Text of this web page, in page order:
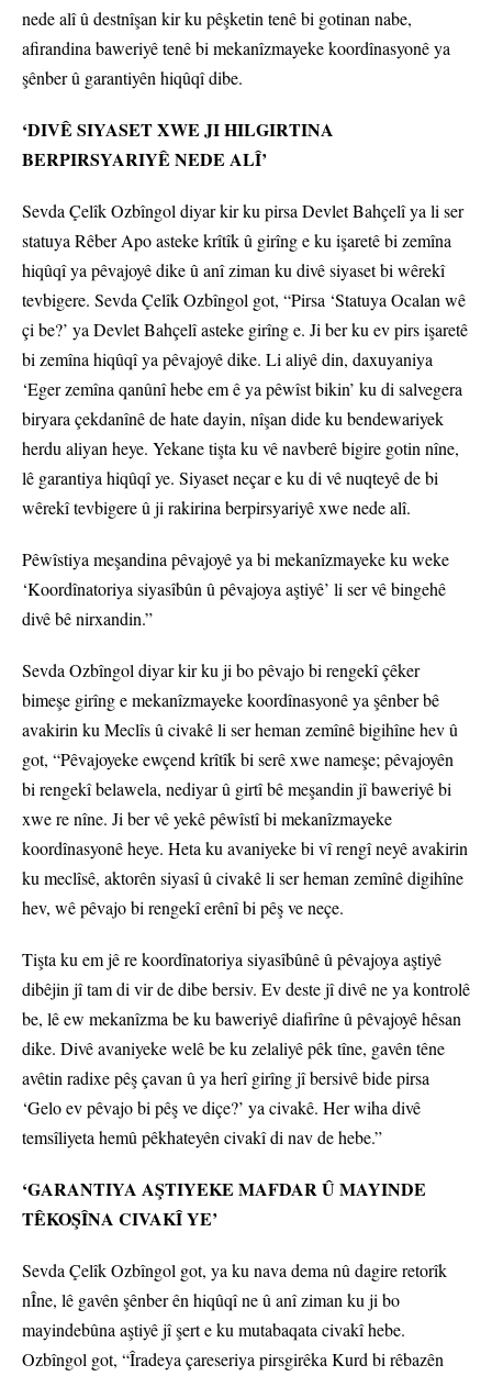
nede alî û destnîşan kir ku pêşketin tenê bi gotinan nabe,
afirandina baweriyê tenê bi mekanîzmayeke koordînasyonê ya
şênber û garantiyên hiqûqî dibe.
‘DIVÊ SIYASET XWE JI HILGIRTINA
BERPIRSYARIYÊ NEDE ALÎ’
Sevda Çelîk Ozbîngol diyar kir ku pirsa Devlet Bahçelî ya li ser
statuya Rêber Apo asteke krîtîk û girîng e ku işaretê bi zemîna
hiqûqî ya pêvajoyê dike û anî ziman ku divê siyaset bi wêrekî
tevbigere. Sevda Çelîk Ozbîngol got, “Pirsa ‘Statuya Ocalan wê
çi be?’ ya Devlet Bahçelî asteke girîng e. Ji ber ku ev pirs işaretê
bi zemîna hiqûqî ya pêvajoyê dike. Li aliyê din, daxuyaniya
‘Eger zemîna qanûnî hebe em ê ya pêwîst bikin’ ku di salvegera
biryara çekdanînê de hate dayin, nîşan dide ku bendewariyek
herdu aliyan heye. Yekane tişta ku vê navberê bigire gotin nîne,
lê garantiya hiqûqî ye. Siyaset neçar e ku di vê nuqteyê de bi
wêrekî tevbigere û ji rakirina berpirsyariyê xwe nede alî.
Pêwîstiya meşandina pêvajoyê ya bi mekanîzmayeke ku weke
‘Koordînatoriya siyasîbûn û pêvajoya aştiyê’ li ser vê bingehê
divê bê nirxandin.”
Sevda Ozbîngol diyar kir ku ji bo pêvajo bi rengekî çêker
bimeşe girîng e mekanîzmayeke koordînasyonê ya şênber bê
avakirin ku Meclîs û civakê li ser heman zemînê bigihîne hev û
got, “Pêvajoyeke ewçend krîtîk bi serê xwe nameşe; pêvajoyên
bi rengekî belawela, nediyar û girtî bê meşandin jî baweriyê bi
xwe re nîne. Ji ber vê yekê pêwîstî bi mekanîzmayeke
koordînasyonê heye. Heta ku avaniyeke bi vî rengî neyê avakirin
ku meclîsê, aktorên siyasî û civakê li ser heman zemînê digihîne
hev, wê pêvajo bi rengekî erênî bi pêş ve neçe.
Tişta ku em jê re koordînatoriya siyasîbûnê û pêvajoya aştiyê
dibêjin jî tam di vir de dibe bersiv. Ev deste jî divê ne ya kontrolê
be, lê ew mekanîzma be ku baweriyê diafirîne û pêvajoyê hêsan
dike. Divê avaniyeke welê be ku zelaliyê pêk tîne, gavên têne
avêtin radixe pêş çavan û ya herî girîng jî bersivê bide pirsa
‘Gelo ev pêvajo bi pêş ve diçe?’ ya civakê. Her wiha divê
temsîliyeta hemû pêkhateyên civakî di nav de hebe.”
‘GARANTIYA AŞTIYEKE MAFDAR Û MAYINDE
TÊKOŞÎNA CIVAKÎ YE’
Sevda Çelîk Ozbîngol got, ya ku nava dema nû dagire retorîk
nÎne, lê gavên şênber ên hiqûqî ne û anî ziman ku ji bo
mayindebûna aştiyê jî şert e ku mutabaqata civakî hebe.
Ozbîngol got, “Îradeya çareseriya pirsgirêka Kurd bi rêbazên